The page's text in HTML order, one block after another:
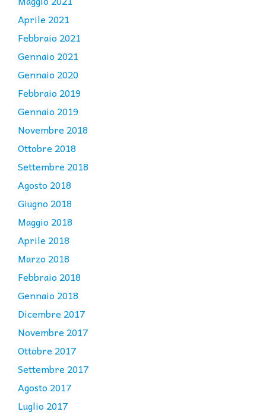
Aprile 2021
Febbraio 2021
Gennaio 2021
Gennaio 2020
Febbraio 2019
Gennaio 2019
Novembre 2018
Ottobre 2018
Settembre 2018
Agosto 2018
Giugno 2018
Maggio 2018
Aprile 2018
Marzo 2018
Febbraio 2018
Gennaio 2018
Dicembre 2017
Novembre 2017
Ottobre 2017
Settembre 2017
Agosto 2017
Luglio 2017